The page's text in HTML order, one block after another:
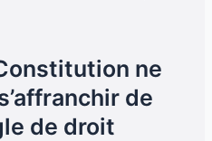
ne
de
de droit